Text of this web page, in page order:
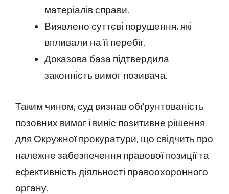
матеріалів справи.
Виявлено суттєві порушення, які
впливали на її перебіг.
Доказова база підтвердила
законність вимог позивача.
Таким чином, суд визнав обґрунтованість
позовних вимог і виніс позитивне рішення
для Окружної прокуратури, що свідчить про
належне забезпечення правової позиції та
ефективність діяльності правоохоронного
органу.